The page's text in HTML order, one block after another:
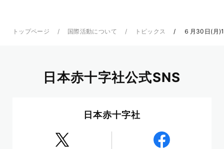
トップページ 国際活動について トピックス ６月30日(月
日本赤十字社公式SNS
日本赤十字社